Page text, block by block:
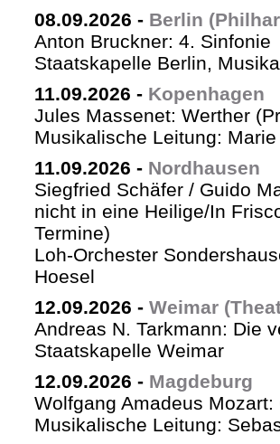
08.09.2026 - Berlin
Anton Bruckner: 4. Sinfonie
Staatskapelle Berlin,
11.09.2026 - Kopenhagen
Jules Massenet: Werther
Musikalische Leitung:
11.09.2026 - Nordhausen
Siegfried Schäfer / Guido
nicht in eine Heilige/In
Termine)
Loh-Orchester
Hoesel
12.09.2026 - Weimar
Andreas N. Tarkmann: Die
Staatskapelle Weimar
12.09.2026 - Magdeburg
Wolfgang Amadeus
Musikalische Leitung: